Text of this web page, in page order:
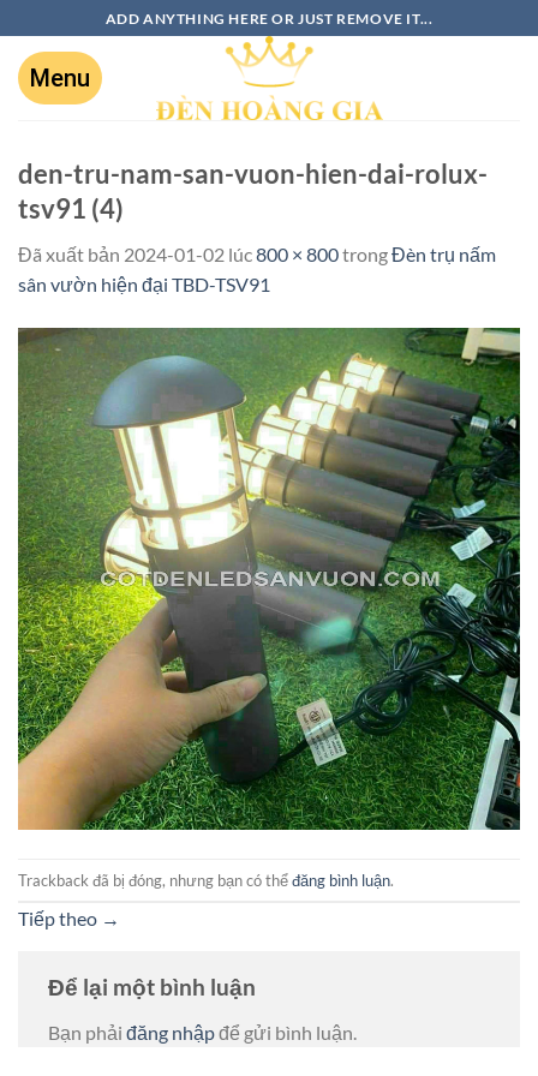
ADD ANYTHING HERE OR JUST REMOVE IT...
den-tru-nam-san-vuon-hien-dai-rolux-
tsv91 (4)
Đã xuất bản 2024-01-02 lúc800 × 800trongĐèn trụ nấm
sân vườn hiện đại TBD-TSV91
Trackback đã bị đóng, nhưng bạn có thểđăng bình luận.
Tiếp theo →
Để lại một bình luận
Bạn phải đăng nhậpđể gửi bình luận.